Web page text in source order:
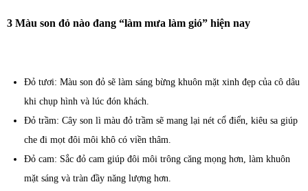
3 Màu son đỏ nào đang “làm mưa làm gió” hiện nay
Đỏ tươi: Màu son đỏ sẽ làm sáng bừng khuôn mặt xinh đẹp của cô dâu
khi chụp hình và lúc đón khách.
Đỏ trầm: Cây son lì màu đỏ trầm sẽ mang lại nét cổ điển, kiêu sa giúp
che đi mọt đôi môi khô có viền thâm.
Đỏ cam: Sắc đỏ cam giúp đôi môi trông căng mọng hơn, làm khuôn
mặt sáng và tràn đầy năng lượng hơn.